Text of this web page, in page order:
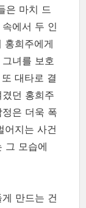
은 마치 드
에서 두 인
홍희주에게
녀를 보호
대타로 결
던 홍희주
은 더욱 폭
어지는 사건
그 모습에
만드는 건